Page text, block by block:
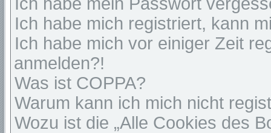
Ich habe mich registriert, kann
Ich habe mich vor einiger Zeit
anmelden?!
Was ist COPPA?
Warum kann ich mich nicht
Wozu ist die „Alle Cookies des